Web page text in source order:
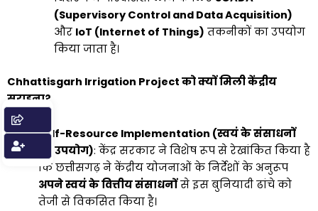
(Supervisory Control and Data Acquisition)
और IoT (Internet of Things) तकनीकों का उपयोग
किया जाता है।
Chhattisgarh Irrigation Project को क्यों मिली केंद्रीय
सराहना?
Self-Resource Implementation (स्वयं के संसाधनों
का उपयोग): केंद्र सरकार ने विशेष रूप से रेखांकित किया है
कि छत्तीसगढ़ ने केंद्रीय योजनाओं के निर्देशों के अनुरूप
अपने स्वयं के वित्तीय संसाधनोंसे इस बुनियादी ढांचे को
तेजी से विकसित किया है।